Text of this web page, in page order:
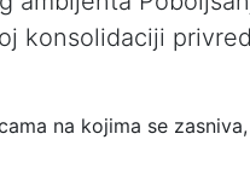
konsolidaciji
na kojima se